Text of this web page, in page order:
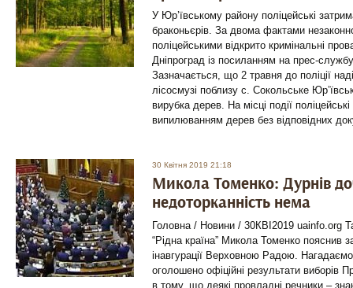
У Юр’ївському району поліцейські
браконьєрів. За двома фактами
поліцейськими відкрито кримінальні
Дніпроград із посиланням на прес-службу
Зазначається, що 2 травня до поліції
лісосмузі поблизу с. Сокольське
вирубка дерев. На місці події
випилюванням дерев без відповідних
30 Квітня 2019 21:18
Микола Томенко: Дурнів
недоторканність нема
Головна / Новини / 30КВІ2019 uainfo.org
“Рідна країна” Микола Томенко пояснив
інавгурації Верховною Радою.
оголошено офіційні результати виборів
в тому, що деякі провладні речники –